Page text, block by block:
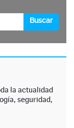
la actualidad
seguridad,